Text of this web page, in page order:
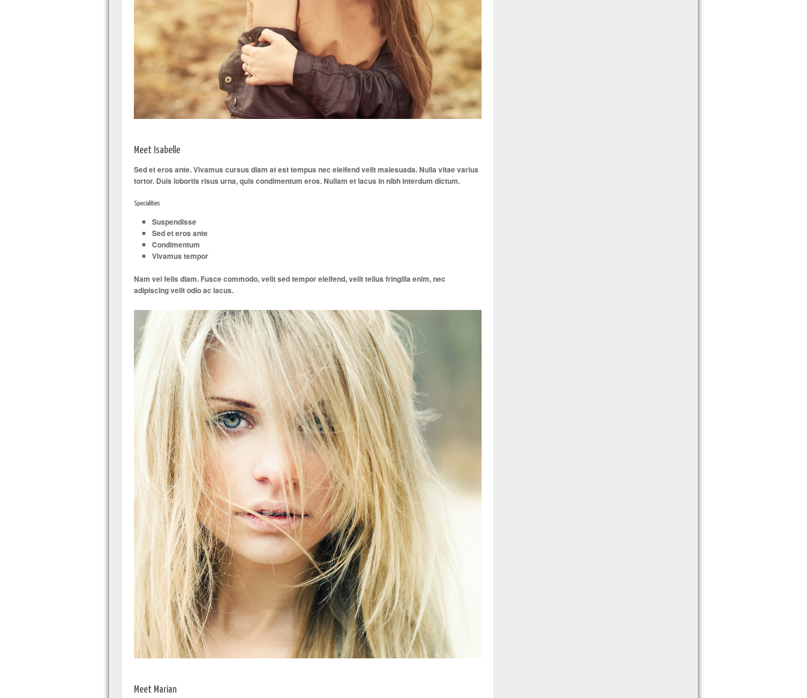
Meet Isabelle
Sed et eros ante. Vivamus cursus diam at est tempus nec eleifend velit malesuada. Nulla vitae varius
tortor. Duis lobortis risus urna, quis condimentum eros. Nullam et lacus in nibh interdum dictum.
Specialities
Suspendisse
Sed et eros ante
Condimentum
Vivamus tempor
Nam vel felis diam. Fusce commodo, velit sed tempor eleifend, velit tellus fringilla enim, nec
adipiscing velit odio ac lacus.
Meet Marian